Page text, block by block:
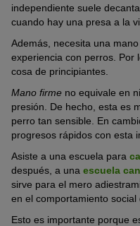
independiente suele
cuando hay una presa a la
Además, necesita una
experiencia con perros. Por
cosa de principiantes.
Mano firme no equivale en
presión. De hecho, esta es
perro tan sensible. En
progresos rápidos con esta
Asiste a una escuela para
después, a una escuela
sirve para el mero
en el comportamiento social
Esto es importante porque